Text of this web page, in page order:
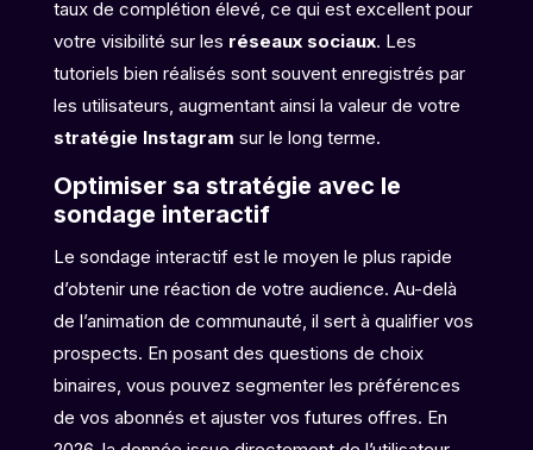
taux de complétion élevé, ce qui est excellent pour
votre visibilité sur les réseaux sociaux. Les
tutoriels bien réalisés sont souvent enregistrés par
les utilisateurs, augmentant ainsi la valeur de votre
stratégie Instagram sur le long terme.
Optimiser sa stratégie avec le
sondage interactif
Le sondage interactif est le moyen le plus rapide
d’obtenir une réaction de votre audience. Au-delà
de l’animation de communauté, il sert à qualifier vos
prospects. En posant des questions de choix
binaires, vous pouvez segmenter les préférences
de vos abonnés et ajuster vos futures offres. En